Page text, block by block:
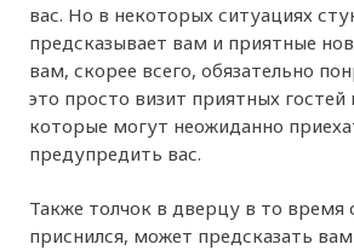
вас. Но в некоторых ситуациях
предсказывает вам и приятные
вам, скорее всего, обязательно
это просто визит приятных гостей
которые могут неожиданно
предупредить вас.
Также толчок в дверцу в то время
приснился, может предсказать